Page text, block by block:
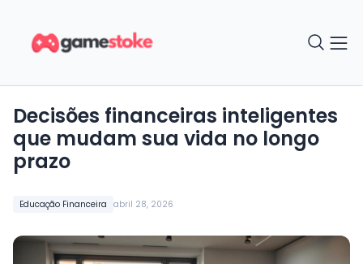
Educação Financeira abril 28, 2026
Decisões financeiras inteligentes
que mudam sua vida no longo
prazo